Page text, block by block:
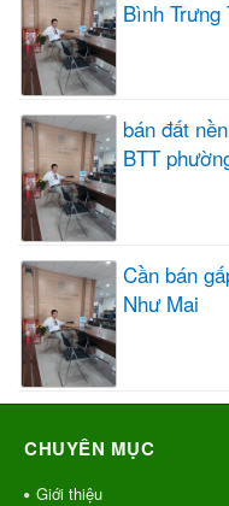
Bình Trưng
bán đất
BTT
Cần bán
Như Mai
CHUYÊN MỤC
Giới thiệu